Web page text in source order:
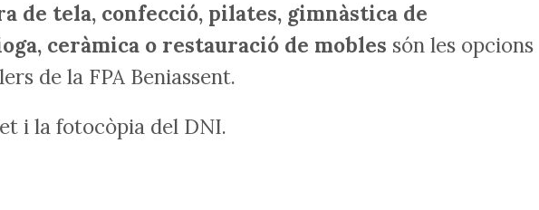
de tela, confecció, pilates, gimnàstica de
ceràmica o restauració de mobles són les opcions
de la FPA Beniassent.
i la fotocòpia del DNI.